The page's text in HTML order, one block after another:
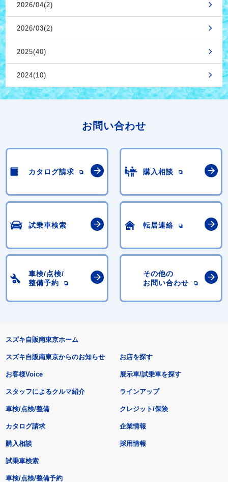
2026/04(2)
2026/03(2)
2025(40)
2024(10)
お問い合わせ
カタログ請求 購入相談
試乗車検索 転居連絡
車検/点検/
整備予約
その他の
お問い合わせ
スズキ自販南東京ホーム
スズキ自販南東京からのお知らせ
お客様Voice
スタッフによるクルマ紹介
お店を探す
展示車/試乗車を探す
ラインアップ
車検/点検/整備 クレジット/保険
カタログ請求
購入相談
試乗車検索
車検/点検/整備予約
企業情報
採用情報